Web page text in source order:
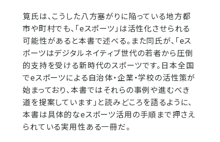
筧氏は、こうした八方塞がりに陥っている地方都
市や町村でも、「eスポーツ」は活性化させられる
可能性があると本書で述べる。また同氏が、「eス
ポーツはデジタルネイティブ世代の若者から圧倒
的支持を受ける新時代のスポーツです。日本全国
でeスポーツによる自治体・企業・学校の活性策が
始まっており、本書ではそれらの事例や進むべき
道を提案しています」と読みどころを語るように、
本書は具体的なeスポーツ活用の手順まで押さえ
られている実用性ある一冊だ。